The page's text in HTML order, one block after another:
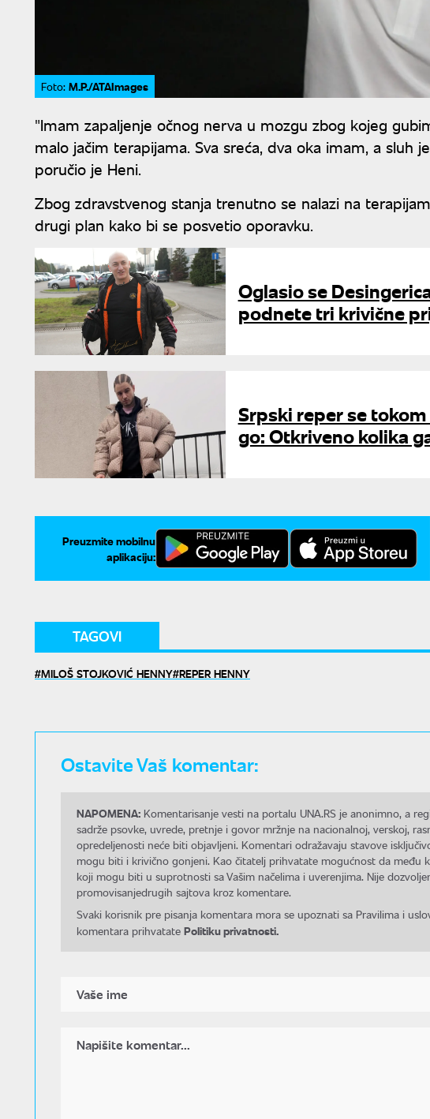
Foto: M.P./ATAImages
"Imam zapaljenje očnog nerva u mozgu zbog kojeg
malo jačim terapijama. Sva sreća, dva oka imam, a sluh
poručio je Heni.
Zbog zdravstvenog stanja trenutno se nalazi na
drugi plan kako bi se posvetio oporavku.
Oglasio se
podnete tri krivične
Srpski reper se
go: Otkriveno kolika
Preuzmite mobilnu
aplikaciju:
TAGOVI
MILOŠ STOJKOVIĆ HENNY REPER HENNY
Ostavite Vaš komentar:
NAPOMENA: Komentarisanje vesti na portalu UNA.RS je anonimno, a
sadrže psovke, uvrede, pretnje i govor mržnje na nacionalnoj, verskoj,
opredeljenosti neće biti objavljeni. Komentari odražavaju stavove
mogu biti i krivično gonjeni. Kao čitatelj prihvatate mogućnost da među
koji mogu biti u suprotnosti sa Vašim načelima i uverenjima. Nije
promovisanjedrugih sajtova kroz komentare.
Svaki korisnik pre pisanja komentara mora se upoznati sa Pravilima i
komentara prihvatate Politiku privatnosti.